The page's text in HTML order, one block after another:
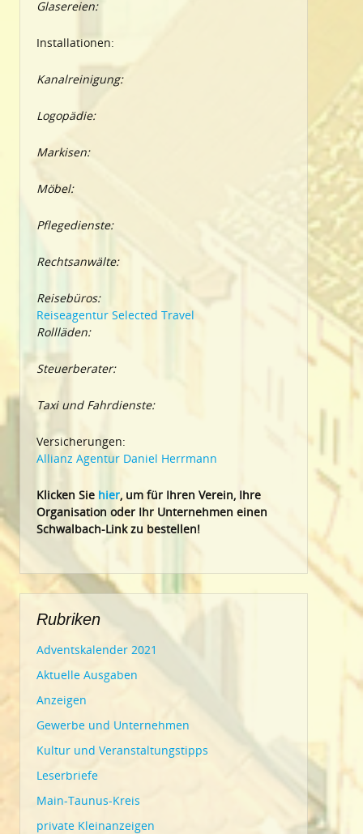
Glasereien:
Installationen:
Kanalreinigung:
Logopädie:
Markisen:
Möbel:
Pflegedienste:
Rechtsanwälte:
Reisebüros:
Reiseagentur Selected Travel
Rollläden:
Steuerberater:
Taxi und Fahrdienste:
Versicherungen:
Allianz Agentur Daniel Herrmann
Klicken Sie hier, um für Ihren Verein, Ihre
Organisation oder Ihr Unternehmen einen
Schwalbach-Link zu bestellen!
Rubriken
Adventskalender 2021
Aktuelle Ausgaben
Anzeigen
Gewerbe und Unternehmen
Kultur und Veranstaltungstipps
Leserbriefe
Main-Taunus-Kreis
private Kleinanzeigen